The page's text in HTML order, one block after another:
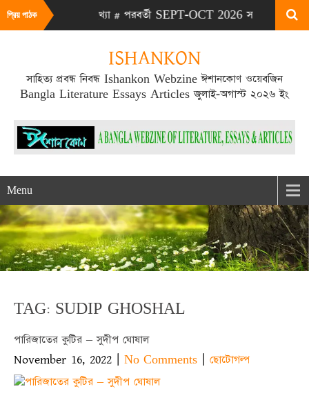
প্রিয় পাঠক2026 সংখ্যা # পরবর্তী SEPT-OCT 2026 সংখ্যা প্রকাশিত
ISHANKON
সাহিত্য প্রবন্ধ নিবন্ধ Ishankon Webzine ঈশানকোণ ওয়েবজিন
Bangla Literature Essays Articles জুলাই-অগাস্ট ২০২৬ ইং
Menu
TAG: SUDIP GHOSHAL
পারিজাতের কুটির – সুদীপ ঘোষাল
November 16, 2022 | No Comments | ছোটোগল্প